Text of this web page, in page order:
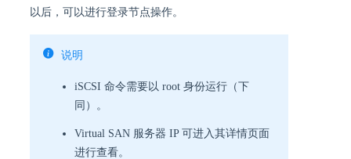
以后，可以进行登录节点操作。
说明
iSCSI 命令需要以 root 身份运行（下
同）。
Virtual SAN 服务器 IP 可进入其详情页面
进行查看。